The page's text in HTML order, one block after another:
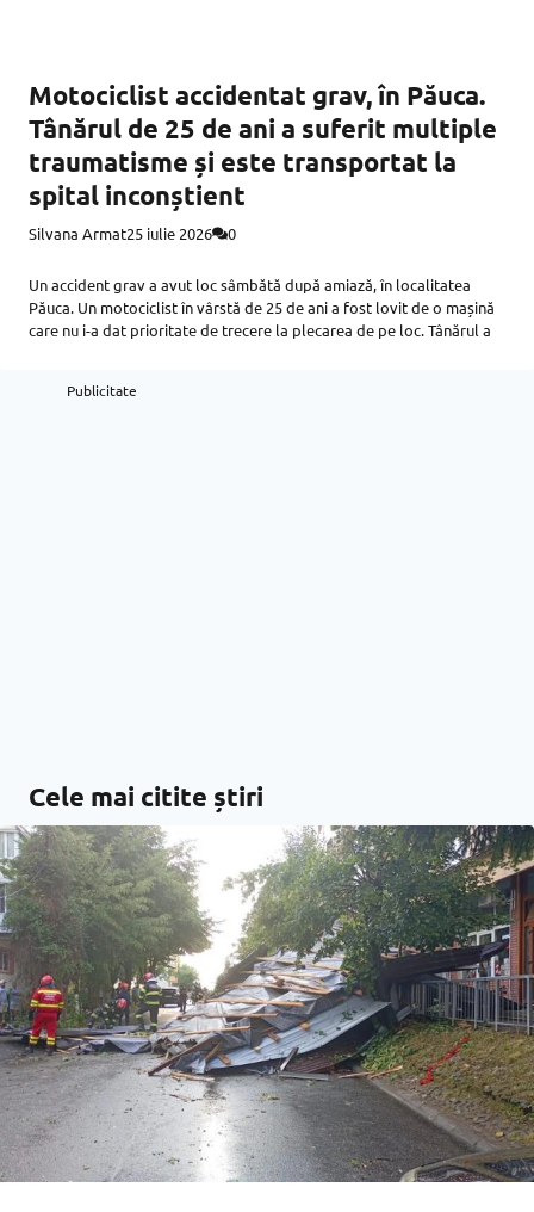
Motociclist accidentat grav, în Păuca.
Tânărul de 25 de ani a suferit multiple
traumatisme și este transportat la
spital inconștient
Silvana Armat25 iulie 2026 0
Un accident grav a avut loc sâmbătă după amiază, în localitatea
Păuca. Un motociclist în vârstă de 25 de ani a fost lovit de o mașină
care nu i-a dat prioritate de trecere la plecarea de pe loc. Tânărul a
Publicitate
Cele mai citite știri